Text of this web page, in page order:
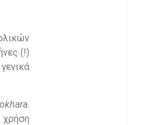
(!)
.